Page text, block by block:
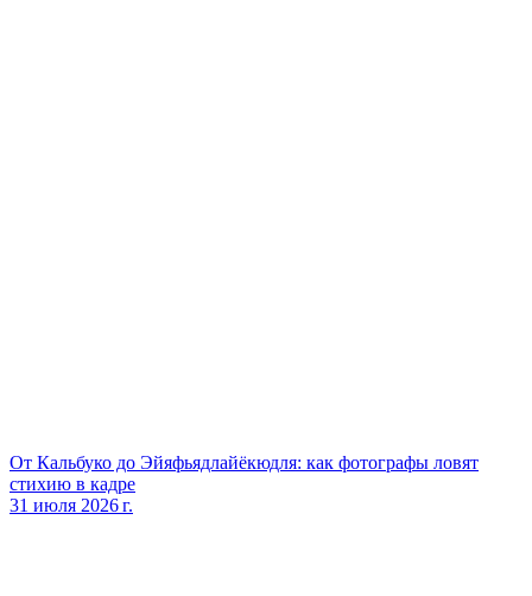
От Кальбуко до Эйяфьядлайёкюдля: как фотографы ловят
стихию в кадре
31 июля 2026 г.